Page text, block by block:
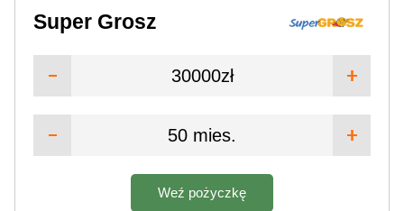
Pomoc
Super Grosz
30000zł
50 mies.
Weź pożyczkę